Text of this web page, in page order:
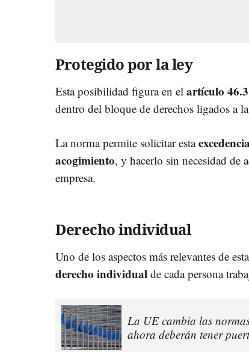
Protegido por la ley
Esta posibilidad figura en el artículo 46.3
dentro del bloque de derechos ligados a
La norma permite solicitar estaexcedencia
acogimiento, y hacerlo sin necesidad de
empresa.
Derecho individual
Uno de los aspectos más relevantes de
derecho individual de cada persona
La UE cambia las
ahora deberán tener